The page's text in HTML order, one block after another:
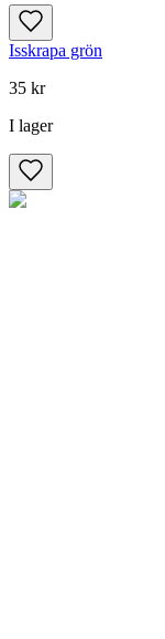
Isskrapa grön
35 kr
I lager